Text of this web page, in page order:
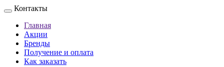
Контакты
Главная
Акции
Бренды
Получение и оплата
Как заказать